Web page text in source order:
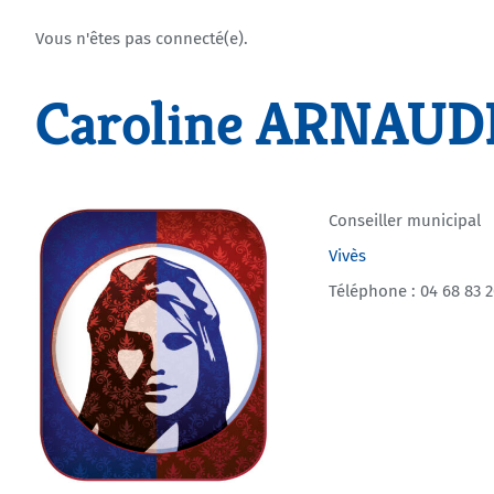
Vous n'êtes pas connecté(e).
Caroline
Conseiller municipal
Vivès
Téléphone : 04 68 83